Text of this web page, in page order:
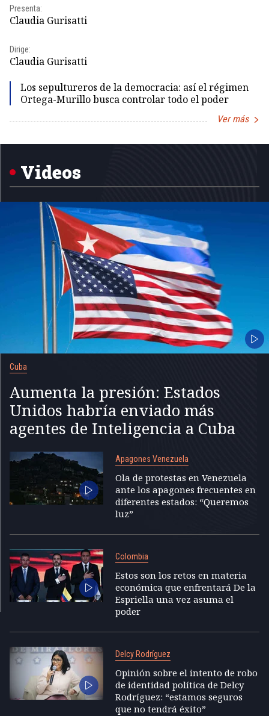
Presenta:
Claudia Gurisatti
Dirige:
Claudia Gurisatti
Los sepultureros de la democracia: así el régimen
Ortega-Murillo busca controlar todo el poder
Ver más
1
Videos
Cuba
Aumenta la presión: Estados
Unidos habría enviado más
agentes de Inteligencia a Cuba
Apagones Venezuela
Ola de protestas en Venezuela
ante los apagones frecuentes en
diferentes estados: “Queremos
luz”
Colombia
Estos son los retos en materia
económica que enfrentará De la
Espriella una vez asuma el
poder
Delcy Rodríguez
Opinión sobre el intento de robo
de identidad política de Delcy
Rodríguez: “estamos seguros
que no tendrá éxito”